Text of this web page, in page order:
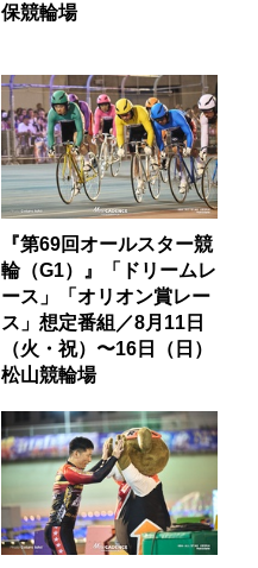
保競輪場
『第69回オールスター競
輪（G1）』「ドリームレ
ース」「オリオン賞レー
ス」想定番組／8月11日
（火・祝）〜16日（日）
松山競輪場